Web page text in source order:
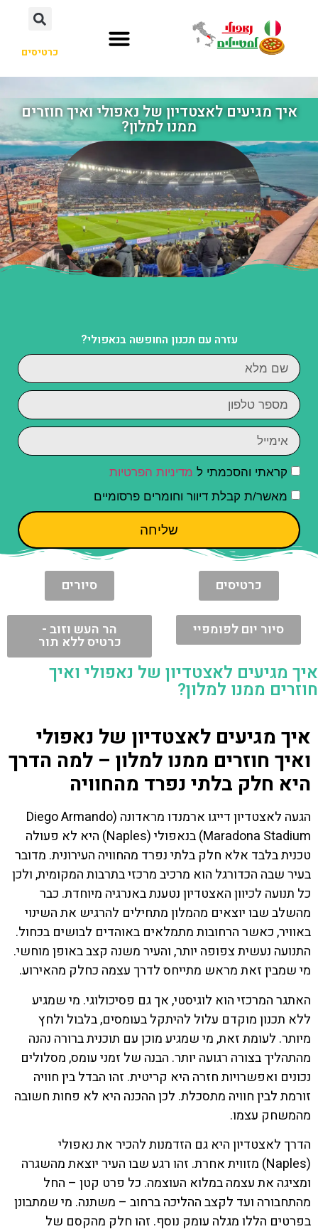
כרטיסים
איך מגיעים לאצטדיון של נאפולי ואיך חוזרים
ממנו למלון?
עזרה עם תכנון החופשה בנאפולי?
קראתי והסכמתי ל מדיניות הפרטיות
מאשר/ת קבלת דיוור וחומרים פרסומיים
שליחה
כרטיסים סיורים
סיור יום לפומפיי הר העש וזוב -
כרטיס ללא תור
איך מגיעים לאצטדיון של נאפולי ואיך
חוזרים ממנו למלון?
איך מגיעים לאצטדיון של נאפולי
ואיך חוזרים ממנו למלון – למה הדרך
היא חלק בלתי נפרד מהחוויה
הגעה לאצטדיון דייגו ארמנדו מראדונה (Diego Armando
Maradona Stadium) בנאפולי (Naples) היא לא פעולה
טכנית בלבד אלא חלק בלתי נפרד מהחוויה העירונית. מדובר
בעיר שבה הכדורגל הוא מרכיב מרכזי בתרבות המקומית, ולכן
כל תנועה לכיוון האצטדיון נטענת באנרגיה מיוחדת. כבר
מהשלב שבו יוצאים מהמלון מתחילים להרגיש את השינוי
באוויר, כאשר הרחובות מתמלאים באוהדים לבושים בכחול.
התנועה נעשית צפופה יותר, והעיר משנה קצב באופן מוחשי.
מי שמבין זאת מראש מתייחס לדרך עצמה כחלק מהאירוע.
האתגר המרכזי הוא לוגיסטי, אך גם פסיכולוגי. מי שמגיע
ללא תכנון מוקדם עלול להיתקל בעומסים, בלבול ולחץ
מיותר. לעומת זאת, מי שמגיע מוכן עם תוכנית ברורה נהנה
מהתהליך בצורה רגועה יותר. הבנה של זמני עומס, מסלולים
נכונים ואפשרויות חזרה היא קריטית. זהו הבדל בין חוויה
זורמת לבין חוויה מתסכלת. לכן ההכנה היא לא פחות חשובה
מהמשחק עצמו.
הדרך לאצטדיון היא גם הזדמנות להכיר את נאפולי
(Naples) מזווית אחרת. זהו רגע שבו העיר יוצאת מהשגרה
ומציגה את עצמה במלוא העוצמה. כל פרט קטן – החל
מהתחבורה ועד לקצב ההליכה ברחוב – משתנה. מי שמתבונן
בפרטים הללו מגלה עומק נוסף. זהו חלק מהקסם של